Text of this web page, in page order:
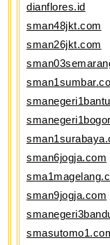
dianflores.id
sman48jkt.com
sman26jkt.com
sman6jogja.com
sman9jogja.com